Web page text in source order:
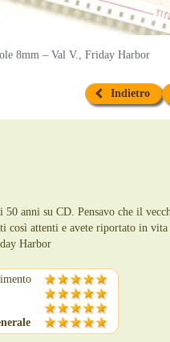
8mm – Val V., Friday Harbor
Indietro
anni su CD. Pensavo che il
così attenti e avete riportato in vita
Harbor